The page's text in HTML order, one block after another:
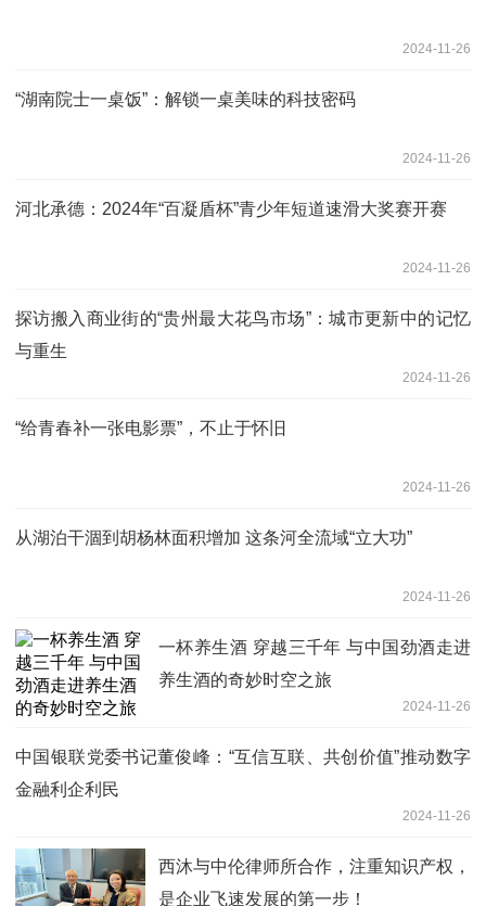
2024-11-26
“湖南院士一桌饭”：解锁一桌美味的科技密码
2024-11-26
河北承德：2024年“百凝盾杯”青少年短道速滑大奖赛开赛
2024-11-26
探访搬入商业街的“贵州最大花鸟市场”：城市更新中的记忆
与重生
2024-11-26
“给青春补一张电影票”，不止于怀旧
2024-11-26
从湖泊干涸到胡杨林面积增加 这条河全流域“立大功”
2024-11-26
一杯养生酒 穿越三千年 与中国劲酒走进
养生酒的奇妙时空之旅
2024-11-26
中国银联党委书记董俊峰：“互信互联、共创价值”推动数字
金融利企利民
2024-11-26
西沐与中伦律师所合作，注重知识产权，
是企业飞速发展的第一步！